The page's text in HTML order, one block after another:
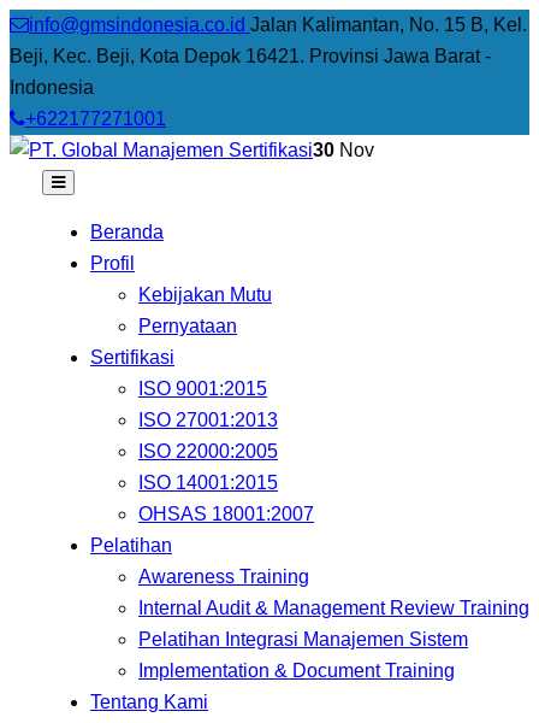
info@gmsindonesia.co.id Jalan Kalimantan, No. 15 B, Kel.
Beji, Kec. Beji, Kota Depok 16421. Provinsi Jawa Barat -
Indonesia
+622177271001
Beranda
Profil
Kebijakan Mutu
Pernyataan
Sertifikasi
ISO 9001:2015
ISO 27001:2013
ISO 22000:2005
ISO 14001:2015
OHSAS 18001:2007
Pelatihan
Awareness Training
Internal Audit & Management Review Training
Pelatihan Integrasi Manajemen Sistem
Implementation & Document Training
Tentang Kami
30 Nov